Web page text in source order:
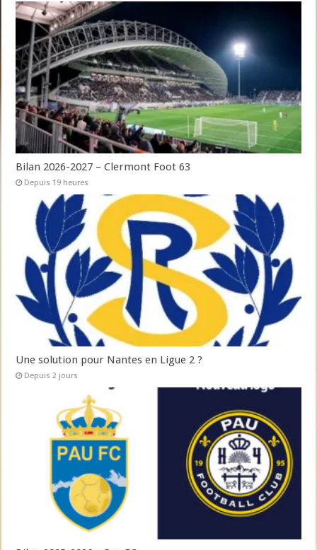
Bilan 2026-2027 – Clermont Foot 63
Depuis 19 heures
Une solution pour Nantes en Ligue 2 ?
Depuis 2 jours